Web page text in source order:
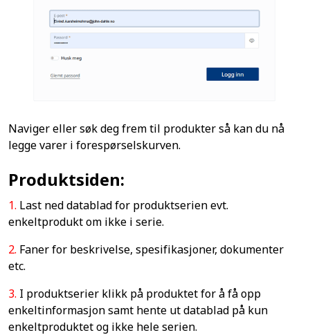
Naviger eller søk deg frem til produkter så kan du nå
legge varer i forespørselskurven.
Produktsiden:
1. Last ned datablad for produktserien evt.
enkeltprodukt om ikke i serie.
2. Faner for beskrivelse, spesifikasjoner, dokumenter
etc.
3. I produktserier klikk på produktet for å få opp
enkeltinformasjon samt hente ut datablad på kun
enkeltproduktet og ikke hele serien.